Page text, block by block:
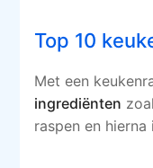
Top 10
Met een
ingrediënten
raspen en